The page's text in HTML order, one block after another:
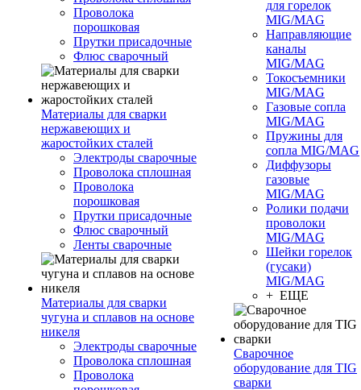
Проволока
порошковая
Прутки присадочные
Флюс сварочный
Материалы для сварки
нержавеющих и
жаростойких сталей
Электроды сварочные
Проволока сплошная
Проволока
порошковая
Прутки присадочные
Флюс сварочный
Ленты сварочные
Материалы для сварки
чугуна и сплавов на основе
никеля
Электроды сварочные
Проволока сплошная
Проволока
для горелок
MIG/MAG
Направляющие
каналы
MIG/MAG
Токосъемники
MIG/MAG
Газовые сопла
MIG/MAG
Пружины для
сопла MIG/MAG
Диффузоры
газовые
MIG/MAG
Ролики подачи
проволоки
MIG/MAG
Шейки горелок
(гусаки)
MIG/MAG
+ ЕЩЕ
Сварочное
оборудование для TIG
сварки